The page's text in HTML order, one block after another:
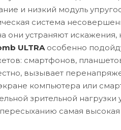
и низкий модуль
система
устраняют искажения,
ULTRAособенно
смартфонов,
вызывает
компьютера или
зрительной нагрузки
самая